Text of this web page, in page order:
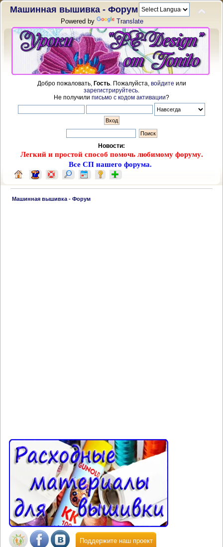
Машинная вышивка - Форум
Powered by Translate
Добро пожаловать, Гость. Пожалуйста, войдите или
зарегистрируйтесь
Не получили письмо с кодом активации?
Новости:
Легкий и простой способ помочь любимому форуму.
Все СП нашего форума.
Машинная вышивка - Форум
Поддержите наш проект